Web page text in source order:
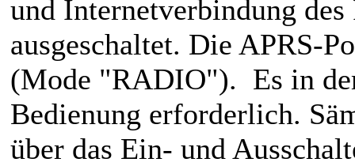
und Internetverbindung
ausgeschaltet. Die APRS-
(Mode "RADIO"). Es in
Bedienung erforderlich.
über das Ein- und